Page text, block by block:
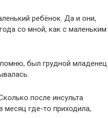
ребёнок. Да и они,
со мной, как с маленьким
был грудной младенец
после инсульта
месяц где-то приходила,